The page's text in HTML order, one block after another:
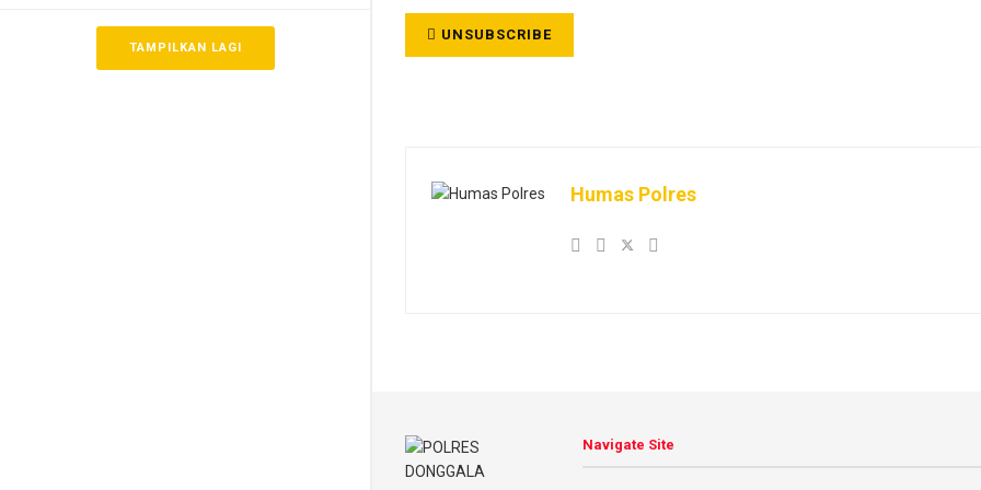
TAMPILKAN LAGI
UNSUBSCRIBE
Humas Polres
Navigate Site